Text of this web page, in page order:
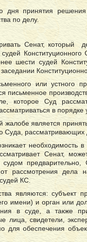
дня принятия
по делу.
Сенат, который
шести судей
или устного
письменное
которое Суд
в порядке
жалобе является
Суда,
необходимость в
Сенат,
судом
рассмотрения дела
КС.
являются: субъект
имени) и орган или
в суде, а также
лица, свидетели,
для обеспечения